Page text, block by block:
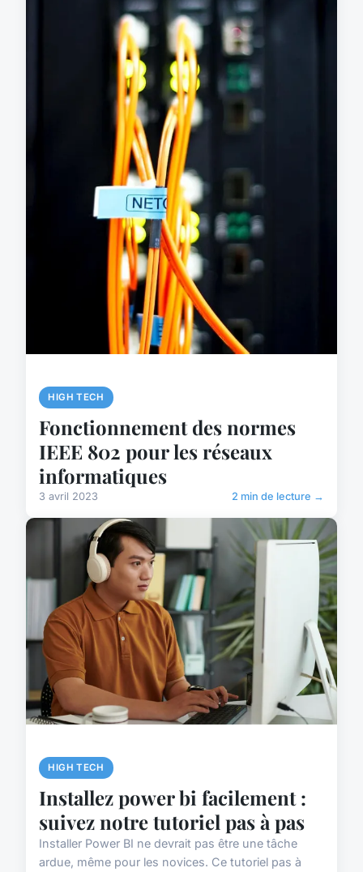
HIGH TECH
Fonctionnement des normes
IEEE 802 pour les réseaux
informatiques
3 avril 2023 2 min de lecture →
HIGH TECH
Installez power bi facilement :
suivez notre tutoriel pas à pas
Installer Power BI ne devrait pas être une tâche
ardue, même pour les novices. Ce tutoriel pas à